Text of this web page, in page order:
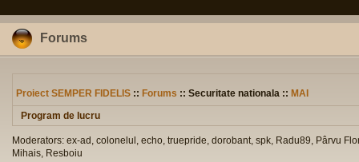
Forums
Proiect SEMPER FIDELIS :: Forums :: Securitate nationala :: MAI
Program de lucru
Moderators: ex-ad, colonelul, echo, truepride, dorobant, spk, Radu89, Pârvu
Mihais, Resboiu